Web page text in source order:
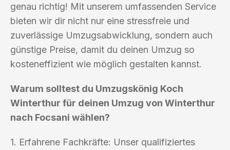
genau richtig! Mit unserem umfassenden Service
bieten wir dir nicht nur eine stressfreie und
zuverlässige Umzugsabwicklung, sondern auch
günstige Preise, damit du deinen Umzug so
kosteneffizient wie möglich gestalten kannst.
Warum solltest du Umzugskönig Koch
Winterthur für deinen Umzug von Winterthur
nach Focsani wählen?
1. Erfahrene Fachkräfte: Unser qualifiziertes